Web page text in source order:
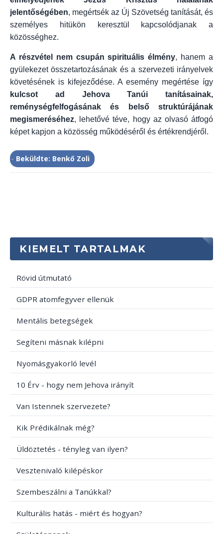
jelentőségében, megértsék az Új Szövetség tanítását, és
személyes hitükön keresztül kapcsolódjanak a
közösséghez.
A részvétel nem csupán spirituális élmény, hanem a
gyülekezet összetartozásának és a szervezeti irányelvek
követésének is kifejeződése. A esemény megértése így
kulcsot ad Jehova Tanúi tanításainak,
reménységfelfogásának és belső struktúrájának
megismeréséhez, lehetővé téve, hogy az olvasó átfogó
képet kapjon a közösség működéséről és értékrendjéről.
- Beküldte: Benkő Zoli
KIEMELT TARTALMAK
Rövid útmutató
GDPR atomfegyver ellenük
Mentális betegségek
Segíteni másnak kilépni
Nyomásgyakorló levél
10 Érv - hogy nem Jehova irányít
Van Istennek szervezete?
Kik Prédikálnak még?
Üldöztetés - tényleg van ilyen?
Vesztenivaló kilépéskor
Szembeszálni a Tanúkkal?
Kulturális hatás - miért és hogyan?